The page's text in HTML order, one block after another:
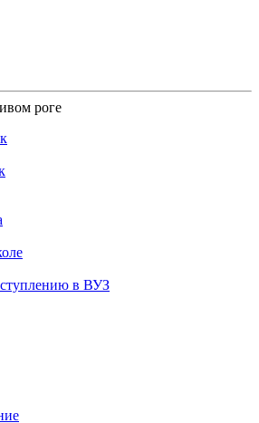
роге
в ВУЗ